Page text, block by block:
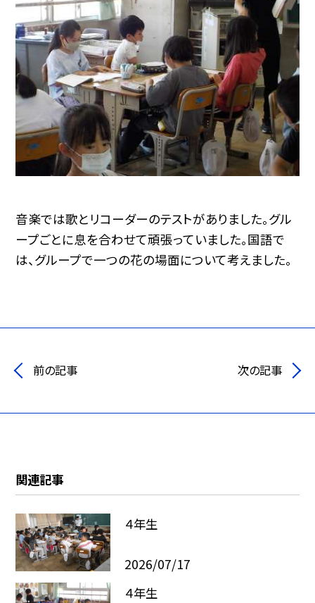
音楽では歌とリコーダーのテストがありました。グル
ープごとに息を合わせて頑張っていました。国語で
は、グループで一つの花の場面について考えました。
前の記事 次の記事
関連記事
４年生
2026/07/17
４年生